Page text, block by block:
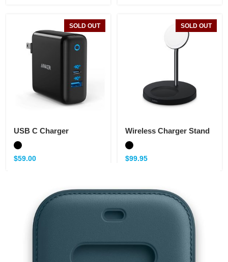
SOLD OUT
USB C Charger
$59.00
SOLD OUT
Wireless Charger Stand
$99.95